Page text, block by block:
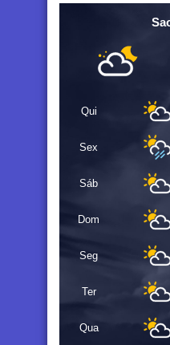
Qui
Sex
Sáb
Dom
Seg
Ter
Qua